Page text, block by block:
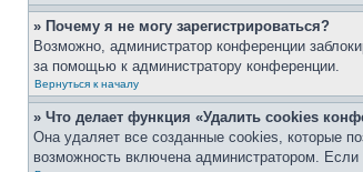
» Почему я не могу зарегистрироваться?
Возможно, администратор конференции
за помощью к администратору конференции.
Вернуться к началу
» Что делает функция «Удалить cookies
Она удаляет все созданные cookies, которые
возможность включена администратором.